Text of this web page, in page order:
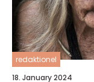
redaktionel
18. January 2024